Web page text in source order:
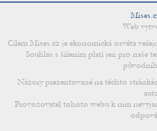
Web
Cílem Mises.cz je ekonomická osvěta
Souhlas s šířením platí jen pro naše
Názory prezentované na těchto
Provozovatel tohoto webu k nim